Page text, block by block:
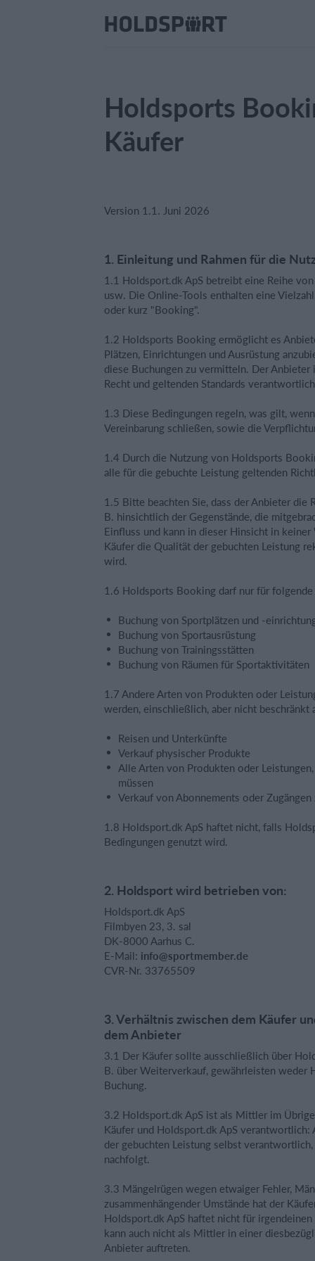
Holdsports
Käufer
Version 1.1. Juni 2026
1. Einleitung und Rahmen für die
1.1 Holdsport.dk ApS betreibt eine Reihe
usw. Die Online-Tools enthalten eine
oder kurz "Booking".
1.2 Holdsports Booking ermöglicht es
Plätzen, Einrichtungen und Ausrüstung
diese Buchungen zu vermitteln. Der
Recht und geltenden Standards
1.3 Diese Bedingungen regeln, was gilt,
Vereinbarung schließen, sowie die
1.4 Durch die Nutzung von Holdsports
alle für die gebuchte Leistung geltenden
1.5 Bitte beachten Sie, dass der Anbieter
B. hinsichtlich der Gegenstände, die
Einfluss und kann in dieser Hinsicht in
Käufer die Qualität der gebuchten Leistung
wird.
1.6 Holdsports Booking darf nur für
Buchung von Sportplätzen und -
Buchung von Sportausrüstung
Buchung von Trainingsstätten
Buchung von Räumen für Sportaktivitäten
1.7 Andere Arten von Produkten oder
werden, einschließlich, aber nicht beschränkt
Reisen und Unterkünfte
Verkauf physischer Produkte
Alle Arten von Produkten oder
müssen
Verkauf von Abonnements oder
1.8 Holdsport.dk ApS haftet nicht, falls
Bedingungen genutzt wird.
2. Holdsport wird betrieben von:
Holdsport.dk ApS
Filmbyen 23, 3. sal
DK-8000 Aarhus C.
E-Mail: info@sportmember.de
CVR-Nr. 33765509
3. Verhältnis zwischen dem Käufer
dem Anbieter
3.1 Der Käufer sollte ausschließlich über
B. über Weiterverkauf, gewährleisten weder
Buchung.
3.2 Holdsport.dk ApS ist als Mittler im
Käufer und Holdsport.dk ApS
der gebuchten Leistung selbst
nachfolgt.
3.3 Mängelrügen wegen etwaiger Fehler,
zusammenhängender Umstände hat der
Holdsport.dk ApS haftet nicht für
kann auch nicht als Mittler in einer
Anbieter auftreten.